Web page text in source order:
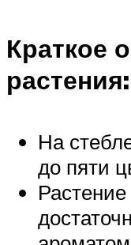
Краткое
растения:
На
до пяти